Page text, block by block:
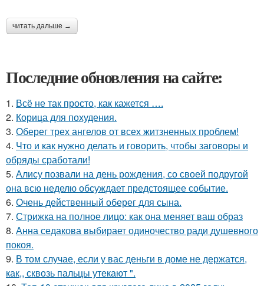
читать дальше →
Последние обновления на сайте:
1. Всё не так просто, как кажется ….
2. Корица для похудения.
3. Оберег трех ангелов от всех житзненных проблем!
4. Что и как нужно делать и говорить, чтобы заговоры и
обряды сработали!
5. Алису позвали на день рождения, со своей подругой
она всю неделю обсуждает предстоящее событие.
6. Очень действенный оберег для сына.
7. Стрижка на полное лицо: как она меняет ваш образ
8. Анна седакова выбирает одиночество ради душевного
покоя.
9. В том случае, если у вас деньги в доме не держатся,
как,, сквозь пальцы утекают ".